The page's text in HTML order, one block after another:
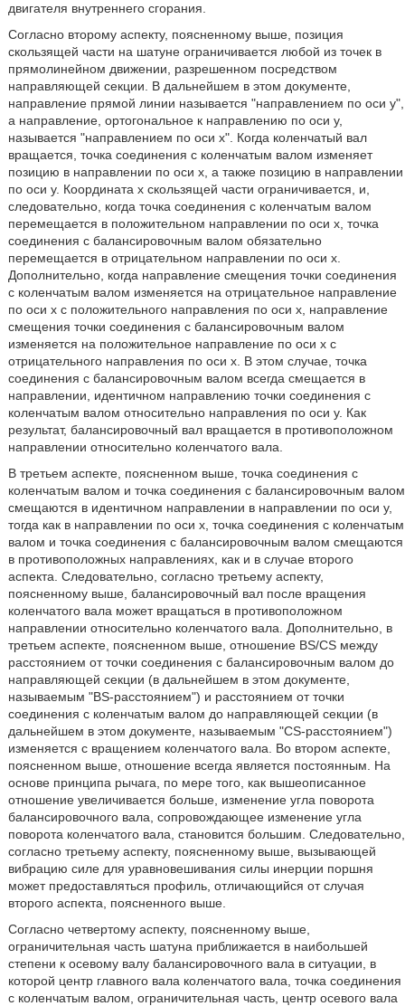
двигателя внутреннего сгорания.
Согласно второму аспекту, поясненному выше, позиция
скользящей части на шатуне ограничивается любой из точек в
прямолинейном движении, разрешенном посредством
направляющей секции. В дальнейшем в этом документе,
направление прямой линии называется "направлением по оси y",
а направление, ортогональное к направлению по оси y,
называется "направлением по оси x". Когда коленчатый вал
вращается, точка соединения с коленчатым валом изменяет
позицию в направлении по оси x, а также позицию в направлении
по оси y. Координата x скользящей части ограничивается, и,
следовательно, когда точка соединения с коленчатым валом
перемещается в положительном направлении по оси x, точка
соединения с балансировочным валом обязательно
перемещается в отрицательном направлении по оси x.
Дополнительно, когда направление смещения точки соединения
с коленчатым валом изменяется на отрицательное направление
по оси x с положительного направления по оси x, направление
смещения точки соединения с балансировочным валом
изменяется на положительное направление по оси x с
отрицательного направления по оси x. В этом случае, точка
соединения с балансировочным валом всегда смещается в
направлении, идентичном направлению точки соединения с
коленчатым валом относительно направления по оси y. Как
результат, балансировочный вал вращается в противоположном
направлении относительно коленчатого вала.
В третьем аспекте, поясненном выше, точка соединения с
коленчатым валом и точка соединения с балансировочным валом
смещаются в идентичном направлении в направлении по оси y,
тогда как в направлении по оси x, точка соединения с коленчатым
валом и точка соединения с балансировочным валом смещаются
в противоположных направлениях, как и в случае второго
аспекта. Следовательно, согласно третьему аспекту,
поясненному выше, балансировочный вал после вращения
коленчатого вала может вращаться в противоположном
направлении относительно коленчатого вала. Дополнительно, в
третьем аспекте, поясненном выше, отношение BS/CS между
расстоянием от точки соединения с балансировочным валом до
направляющей секции (в дальнейшем в этом документе,
называемым "BS-расстоянием") и расстоянием от точки
соединения с коленчатым валом до направляющей секции (в
дальнейшем в этом документе, называемым "CS-расстоянием")
изменяется с вращением коленчатого вала. Во втором аспекте,
поясненном выше, отношение всегда является постоянным. На
основе принципа рычага, по мере того, как вышеописанное
отношение увеличивается больше, изменение угла поворота
балансировочного вала, сопровождающее изменение угла
поворота коленчатого вала, становится большим. Следовательно,
согласно третьему аспекту, поясненному выше, вызывающей
вибрацию силе для уравновешивания силы инерции поршня
может предоставляться профиль, отличающийся от случая
второго аспекта, поясненного выше.
Согласно четвертому аспекту, поясненному выше,
ограничительная часть шатуна приближается в наибольшей
степени к осевому валу балансировочного вала в ситуации, в
которой центр главного вала коленчатого вала, точка соединения
с коленчатым валом, ограничительная часть, центр осевого вала